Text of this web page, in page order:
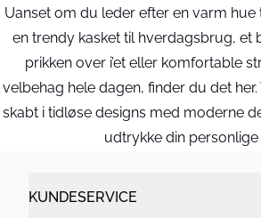
Uanset om du leder efter en varm hue
en trendy kasket til hverdagsbrug,
prikken over i’et eller komfortable
velbehag hele dagen, finder du det
skabt i tidløse designs med moderne
udtrykke din personlige
KUNDESERVICE